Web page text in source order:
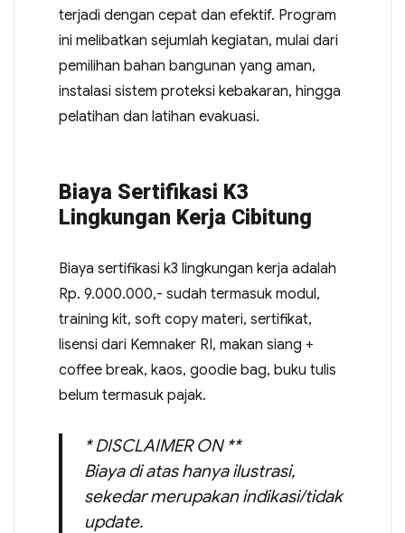
terjadi dengan cepat dan efektif. Program
ini melibatkan sejumlah kegiatan, mulai dari
pemilihan bahan bangunan yang aman,
instalasi sistem proteksi kebakaran, hingga
pelatihan dan latihan evakuasi.
Biaya Sertifikasi K3
Lingkungan Kerja Cibitung
Biaya sertifikasi k3 lingkungan kerja adalah
Rp. 9.000.000,- sudah termasuk modul,
training kit, soft copy materi, sertifikat,
lisensi dari Kemnaker RI, makan siang +
coffee break, kaos, goodie bag, buku tulis
belum termasuk pajak.
* DISCLAIMER ON **
Biaya di atas hanya ilustrasi,
sekedar merupakan indikasi/tidak
update.